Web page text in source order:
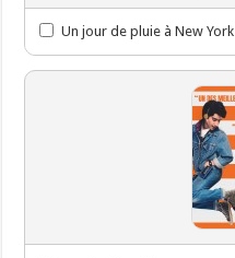
Un jour de pluie à New York